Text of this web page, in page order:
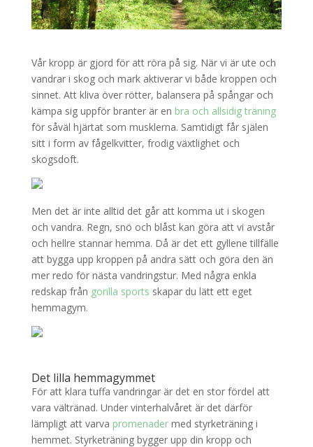
Vår kropp är gjord för att röra på sig. När vi är ute och
vandrar i skog och mark aktiverar vi både kroppen och
sinnet. Att kliva över rötter, balansera på spångar och
kämpa sig uppför branter är en bra och allsidig träning
för såväl hjärtat som musklerna. Samtidigt får själen
sitt i form av fågelkvitter, frodig växtlighet och
skogsdoft.
Men det är inte alltid det går att komma ut i skogen
och vandra. Regn, snö och blåst kan göra att vi avstår
och hellre stannar hemma. Då är det ett gyllene tillfälle
att bygga upp kroppen på andra sätt och göra den än
mer redo för nästa vandringstur. Med några enkla
redskap från gorilla sports skapar du lätt ett eget
hemmagym.
Det lilla hemmagymmet
För att klara tuffa vandringar är det en stor fördel att
vara vältränad. Under vinterhalvåret är det därför
lämpligt att varva promenadermed styrketräning i
hemmet. Styrketräning bygger upp din kropp och